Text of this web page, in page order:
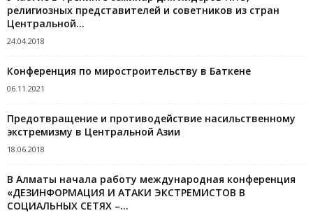
религиозных представителей и советников из стран
Центральной...
24.04.2018
Конференция по миростроительству в Баткене
06.11.2021
Предотвращение и противодействие насильственному
экстремизму в Центральной Азии
18.06.2018
В Алматы начала работу международная конференция
«ДЕЗИНФОРМАЦИЯ И АТАКИ ЭКСТРЕМИСТОВ В
СОЦИАЛЬНЫХ СЕТЯХ –...